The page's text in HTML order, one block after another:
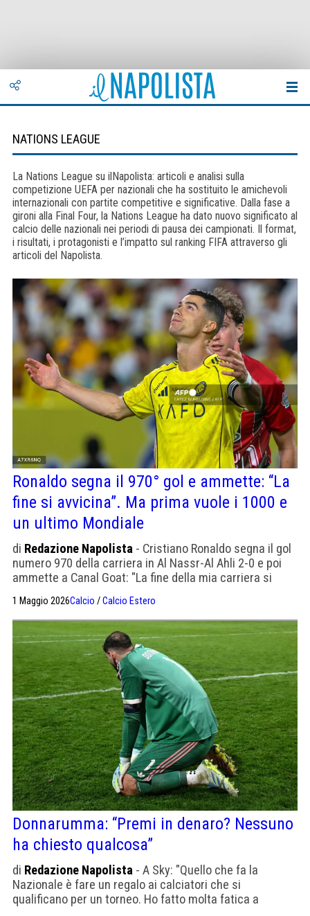
NATIONS LEAGUE
La Nations League su ilNapolista: articoli e analisi sulla
competizione UEFA per nazionali che ha sostituito le amichevoli
internazionali con partite competitive e significative. Dalla fase a
gironi alla Final Four, la Nations League ha dato nuovo significato al
calcio delle nazionali nei periodi di pausa dei campionati. Il format,
i risultati, i protagonisti e l’impatto sul ranking FIFA attraverso gli
articoli del Napolista.
Ronaldo segna il 970° gol e ammette: “La
fine si avvicina”. Ma prima vuole i 1000 e
un ultimo Mondiale
di Redazione Napolista - Cristiano Ronaldo segna il gol
numero 970 della carriera in Al Nassr-Al Ahli 2-0 e poi
ammette a Canal Goat: "La fine della mia carriera si
fino al 2027 e il Mondiale alle porte, CR7 è a 30 gol dal
traguardo dei 1000. La sua non è una resa: è un conto
alla rovescia.
1 Maggio 2026Calcio /Calcio Estero
Donnarumma: “Premi in denaro? Nessuno
ha chiesto qualcosa”
di Redazione Napolista - A Sky: "Quello che fa la
Nazionale è fare un regalo ai calciatori che si
qualificano per un torneo. Ho fatto molta fatica a